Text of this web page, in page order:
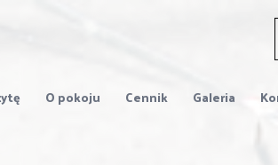
O pokoju Cennik Galeria